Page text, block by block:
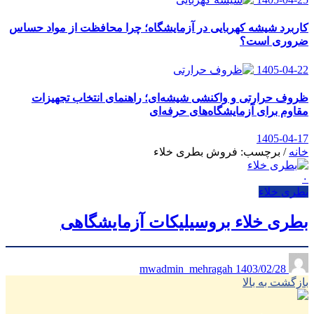
کاربرد شیشه کهربایی در آزمایشگاه؛ چرا محافظت از مواد حساس
ضروری است؟
1405-04-22
ظروف حرارتی و واکنشی شیشه‌ای؛ راهنمای انتخاب تجهیزات
مقاوم برای آزمایشگاه‌های حرفه‌ای
1405-04-17
خانه / برچسب: فروش بطری خلاء
۰
بطری خلاء
بطری خلاء بروسیلیکات آزمایشگاهی
1403/02/28
بازگشت به بالا